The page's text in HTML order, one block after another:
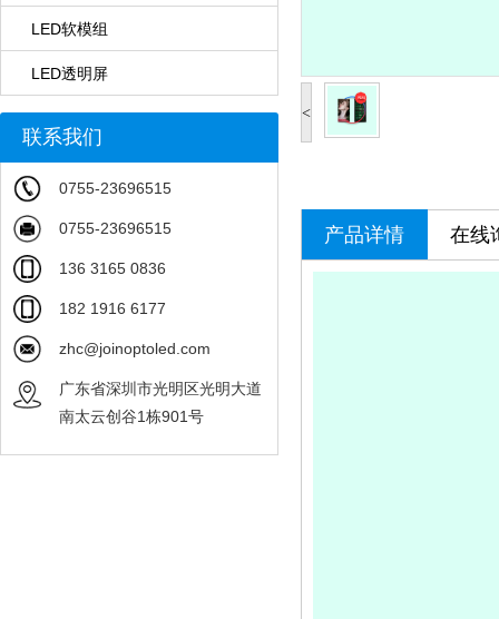
LED软模组
LED透明屏
联系我们
0755-23696515
0755-23696515
136 3165 0836
182 1916 6177
zhc@joinoptoled.com
广东省深圳市光明区光明大道
南太云创谷1栋901号
<
产品详情 在线